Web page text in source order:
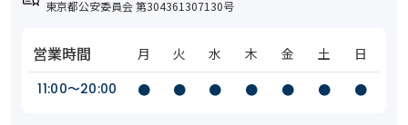
東京都公安委員会 第304361307130号
営業時間 月 火 水 木 金 土
日
11:00〜20:00
● ● ● ● ● ● ●